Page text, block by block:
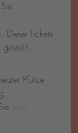
Diese Tickets
Pfütze
hier.